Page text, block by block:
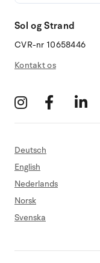
Sol og Strand
CVR-nr 10658446
Kontakt os
Deutsch
English
Nederlands
Norsk
Svenska